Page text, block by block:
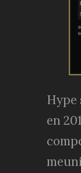
Hype
en